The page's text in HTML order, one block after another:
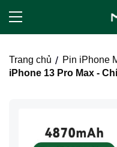
Trang chủ Pin iPhone
iPhone 13 Pro Max -